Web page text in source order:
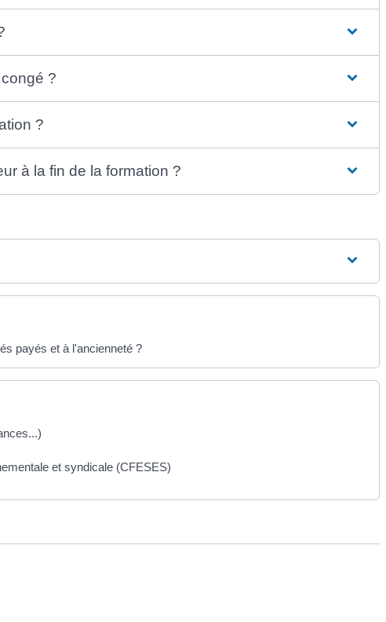
?
?
à la fin de la formation ?
payés et à l'ancienneté ?
et syndicale (CFESES)